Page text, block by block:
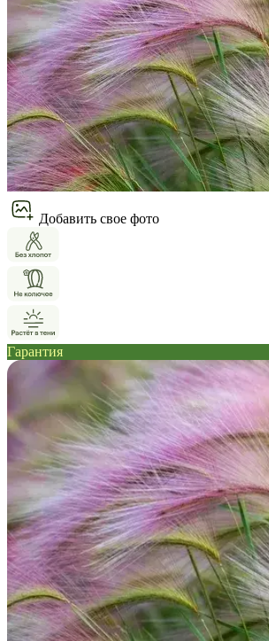
Добавить свое фото
Гарантия